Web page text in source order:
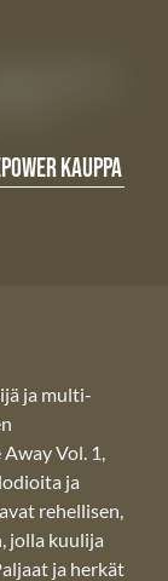
KAUPPA
tulevalta
nyt
ja multi-
Vol. 1,
ja
rehellisen,
jolla kuulija
ja herkät